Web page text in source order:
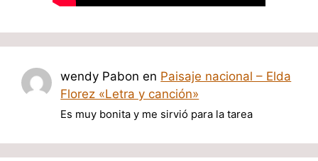
wendy Pabon en Paisaje nacional – Elda
Florez «Letra y canción»
Es muy bonita y me sirvió para la tarea